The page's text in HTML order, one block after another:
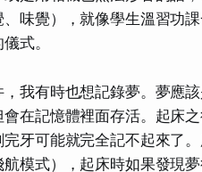
味覺），就像學生溫習功
式。
我有時也想記錄夢。夢應
在記憶體裡面存活。起床
牙可能就完全記不起來了
航模式），起床時如果發現